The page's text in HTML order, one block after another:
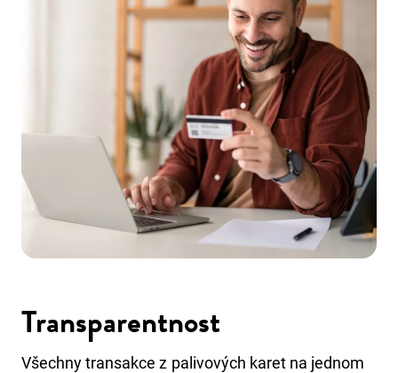
Transparentnost
Všechny transakce z palivových karet na jednom